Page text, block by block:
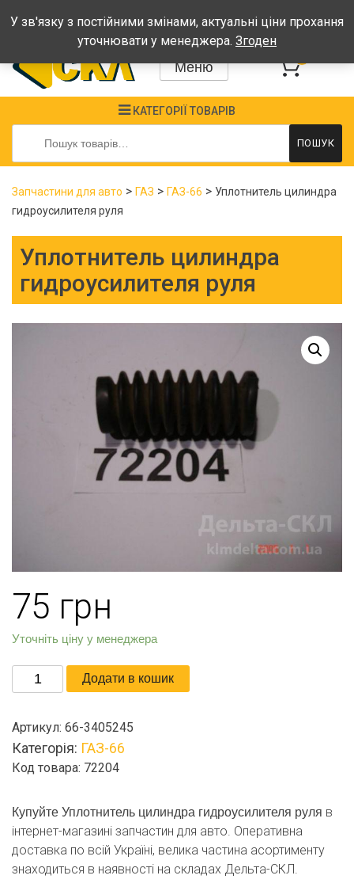
Графік: Пн-Пт: 08:00-17:00, Сб-Нд - вихідні
Меню
КАТЕГОРІЇ ТОВАРІВ
Шукати:
ПОШУК
Запчастини для авто > ГАЗ > ГАЗ-66 > Уплотнитель цилиндра
гидроусилителя руля
Уплотнитель цилиндра
гидроусилителя руля
75 грн
Уточніть ціну у менеджера
Уплотнитель
цилиндра
руля
кількість
Додати в кошик
Артикул: 66-3405245
Категорія: ГАЗ-66
Код товара: 72204
Купуйте Уплотнитель цилиндра гидроусилителя руля в
інтернет-магазині запчастин для авто. Оперативна
доставка по всій Україні, велика частина асортименту
знаходиться в наявності на складах Дельта-СКЛ.
У зв'язку з постійними змінами, актуальні ціни прохання
уточнювати у менеджера. Згоден